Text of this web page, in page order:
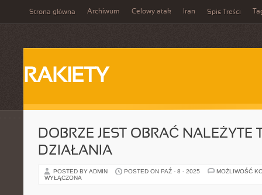
Strona główna Archiwum Celowy atak Iran Spis Treści
RAKIETY
DOBRZE JEST OBRAĆ NALEŻYTE
DZIAŁANIA
POSTED BY ADMIN POSTED ON PAŹ - 8 - 2025
MOŻLIWOŚĆ
WYŁĄCZONA